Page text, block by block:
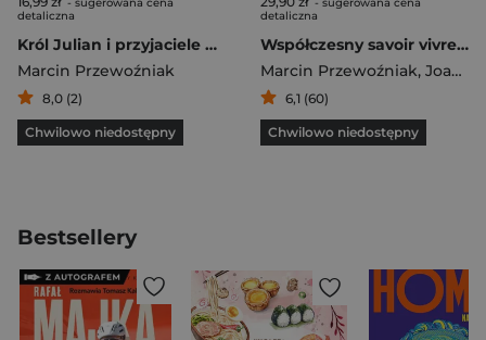
detaliczna
Król Julian i przyjaciele Księga żartów
Marcin Przewoźniak
8,0 (2)
Chwilowo niedostępny
detaliczna
Współczesny savoir vivre dla nastolatków
Marcin Przewoźniak, Joanna Jabłczyńska
6,1 (60)
Chwilowo niedostępny
Bestsellery